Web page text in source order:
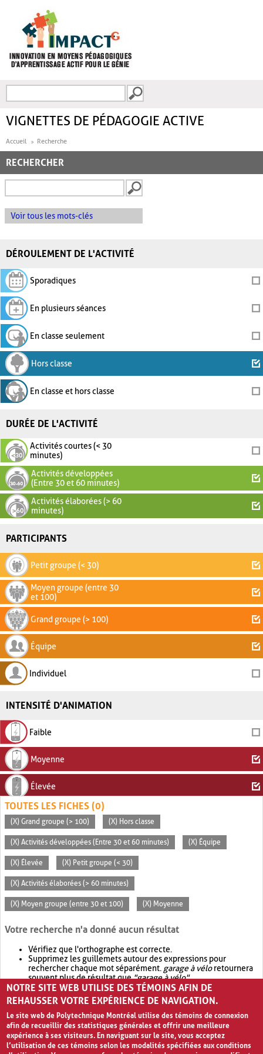
FORMULAIRE DE
VIGNETTES DE PÉDAGOGIE ACTIVE
Accueil Recherche
RECHERCHER
Voir tous les mots-clés
DÉROULEMENT DE L'ACTIVITÉ
Sporadiques
En plusieurs séances
En classe seulement
Hors classe
En classe et hors classe
DURÉE DE L'ACTIVITÉ
Activités courtes (< 30
minutes)
Activités développées
(Entre 30 et 60 minutes)
Activités élaborées (> 60
minutes)
PARTICIPANTS
Petit groupe (< 30)
Moyen groupe (entre 30
et 100)
Grand groupe (> 100)
Équipe
Individuel
INTENSITÉ D'ANIMATION
Faible
Moyenne
Élevée
TOUTES LES FICHES (0)
(X) Grand groupe (> 100) (X) Hors classe
(X) Activités développées (Entre 30 et 60 minutes) (X) Équipe
(X) Élevée (X) Petit groupe (< 30)
(X) Activités élaborées (> 60 minutes)
(X) Moyen groupe (entre 30 et 100) (X) Moyenne
Votre recherche n'a donné aucun résultat
Vérifiez que l'orthographe est correcte.
Supprimez les guillemets autour des expressions pour
rechercher chaque mot séparément. garage à véloretournera
souvent plus de résultat que"garage à vélo".
Envisagez d'élargir votre recherche avec OR.garage OR vélo
retournera souvent plus de résultat quegarage à vélo
NOTRE SITE WEB UTILISE DES TÉMOINS AFIN DE
REHAUSSER VOTRE EXPÉRIENCE DE NAVIGATION.
Le site web de Polytechnique Montréal utilise des témoins de connexion
afin de recueillir des statistiques générales et offrir une meilleure
expérience à ses visiteurs. En naviguant sur le site, vous acceptez
l’utilisation de ces témoins selon les modalités spécifiées aux conditions